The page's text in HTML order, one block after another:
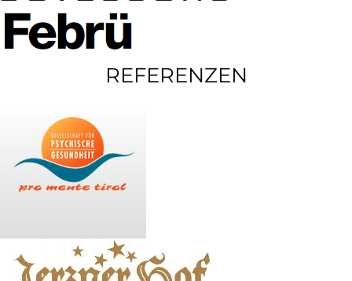
REFERENZEN